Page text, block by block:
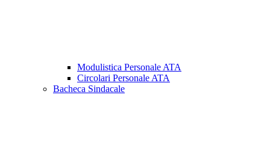
Modulistica Personale ATA
Circolari Personale ATA
Bacheca Sindacale